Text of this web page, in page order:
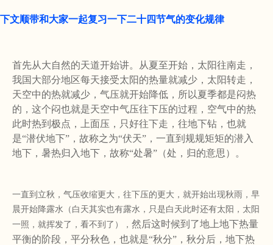
下文顺带和大家一起复习一下二十四节气的变化规律
首先从大自然的天道开始讲。从夏至开始，太阳往南走，
我国大部分地区每天接受太阳的热量就减少，太阳转走，
天空中的热就减少，气压就开始降低，所以夏季都是闷热
的，这个闷也就是天空中气压往下压的过程，空气中的热
此时热到极点，上面压，只好往下走，往地下钻，也就
是“潜伏地下”，故称之为“伏天”，一直到规规矩矩的潜入
地下，暑热归入地下，故称“处暑”（处，归的意思）。
一直到立秋，气压收缩更大，往下压的更大，就开始出现秋雨，早
晨开始降露水（白天其实也有露水，只是白天此时还有太阳，太阳
一照，就挥发了，看不到了）， 然后这时候到了地上地下热量
平衡的阶段，平分秋色，也就是“秋分”，秋分后，地下热